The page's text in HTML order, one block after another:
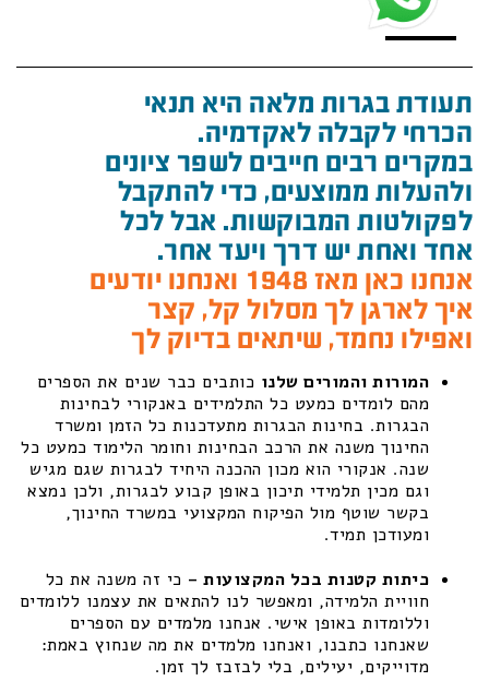
תעודת בגרות מלאה היא תנאי
הכרחי לקבלה לאקדמיה.
במקרים רבים חייבים לשפר ציונים
ולהעלות ממוצעים, כדי להתקבל
לפקולטות המבוקשות. אבל לכל
אחד ואחת יש דרך ויעד אחר.
אנחנו כאן מאז 1948 ואנחנו יודעים
איך לארגן לך מסלול קל, קצר
ואפילו נחמד, שיתאים בדיוק לך
המורות והמורים שלנו כותבים כבר שנים את הספרים
מהם לומדים כמעט כל התלמידים באנקורי לבחינות
הבגרות. בחינות הבגרות מתעדכנות כל הזמן ומשרד
החינוך משנה את הרכב הבחינות וחומר הלימוד כמעט כל
שנה. אנקורי הוא מכון ההכנה היחיד לבגרות שגם מגיש
וגם מכין תלמידי תיכון באופן קבוע לבגרות, ולכן נמצא
בקשר שוטף מול הפיקוח המקצועי במשרד החינוך,
ומעודכן תמיד.
כיתות קטנות בכל המקצועות – כי זה משנה את כל
חוויית הלמידה, ומאפשר לנו להתאים את עצמנו ללומדים
וללומדות באופן אישי. אנחנו מלמדים עם הספרים
שאנחנו כתבנו, ואנחנו מלמדים את מה שנחוץ באמת:
מדוייקים, יעילים, בלי לבזבז לך זמן.